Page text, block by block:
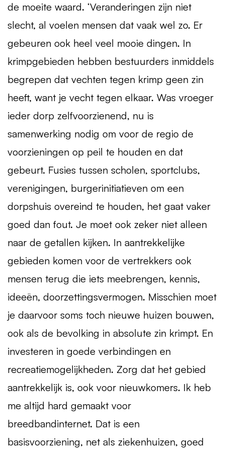
de moeite waard. ‘Veranderingen zijn niet
slecht, al voelen mensen dat vaak wel zo. Er
gebeuren ook heel veel mooie dingen. In
krimpgebieden hebben bestuurders inmiddels
begrepen dat vechten tegen krimp geen zin
heeft, want je vecht tegen elkaar. Was vroeger
ieder dorp zelfvoorzienend, nu is
samenwerking nodig om voor de regio de
voorzieningen op peil te houden en dat
gebeurt. Fusies tussen scholen, sportclubs,
verenigingen, burgerinitiatieven om een
dorpshuis overeind te houden, het gaat vaker
goed dan fout. Je moet ook zeker niet alleen
naar de getallen kijken. In aantrekkelijke
gebieden komen voor de vertrekkers ook
mensen terug die iets meebrengen, kennis,
ideeën, doorzettingsvermogen. Misschien moet
je daarvoor soms toch nieuwe huizen bouwen,
ook als de bevolking in absolute zin krimpt. En
investeren in goede verbindingen en
recreatiemogelijkheden. Zorg dat het gebied
aantrekkelijk is, ook voor nieuwkomers. Ik heb
me altijd hard gemaakt voor
breedbandinternet. Dat is een
basisvoorziening, net als ziekenhuizen, goed